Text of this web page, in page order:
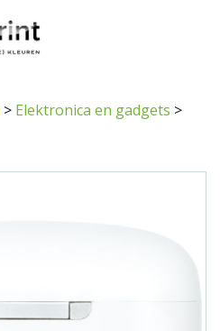
> Elektronica en gadgets >